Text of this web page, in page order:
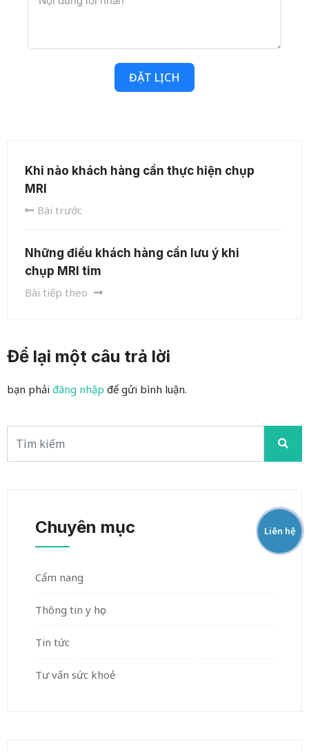
ĐẶT LỊCH
Khi nào khách hàng cần thực hiện chụp
MRI
Bài trước
Những điều khách hàng cần lưu ý khi
chụp MRI tim
Bài tiếp theo
Để lại một câu trả lời
bạn phải đăng nhập để gửi bình luận.
Chuyên mục
Cẩm nang
Thông tin y học
Tin tức
Tư vấn sức khoẻ
Liên hệ